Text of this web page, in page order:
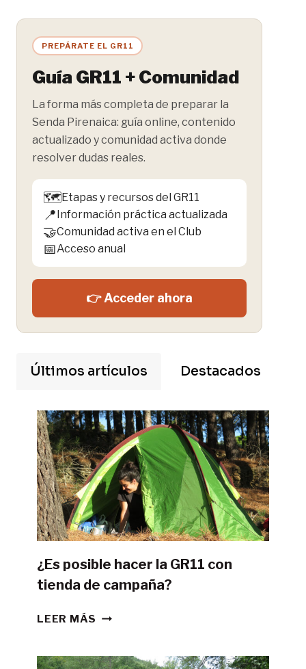
PREPÁRATE EL GR11
Guía GR11 + Comunidad
La forma más completa de preparar la
Senda Pirenaica: guía online, contenido
actualizado y comunidad activa donde
resolver dudas reales.
🗺️Etapas y recursos del GR11
📍Información práctica actualizada
🤝Comunidad activa en el Club
📅Acceso anual
👉 Acceder ahora
Últimos artículos Destacados
¿Es posible hacer la GR11 con
tienda de campaña?
LEER MÁS ¿ES
LA